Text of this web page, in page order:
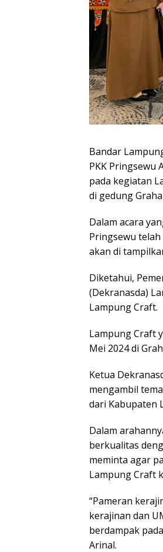
Bandar
PKK Pringsewu
pada kegiatan
di gedung
Dalam acara
Pringsewu
akan di
Diketahui,
(Dekranasda)
Lampung Craft.
Lampung Craft
Mei 2024 di
Ketua
mengambil
dari Kabupaten
Dalam
berkualitas
meminta agar
Lampung Craft
“Pameran
kerajinan dan
berdampak
Arinal.